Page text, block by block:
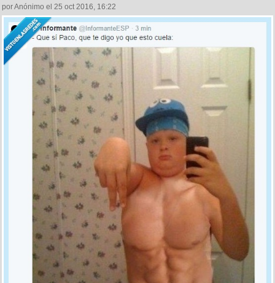
por Anónimo el 25 oct 2016, 16:22